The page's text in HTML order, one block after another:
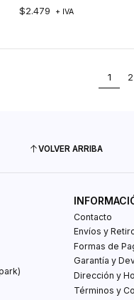
$2.479 + IVA
1 2
VOLVER ARRIBA
Contacto
Envíos y
Formas de
Garantía y
Dirección y
Términos y